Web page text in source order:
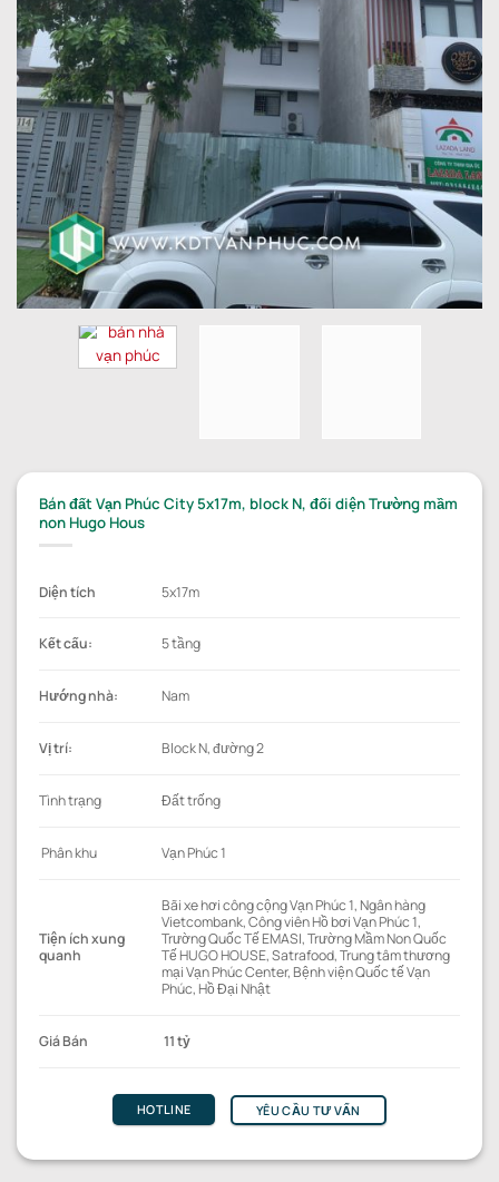
Bán đất Vạn Phúc City 5x17m, block N, đối diện Trường mầm
non Hugo Hous
Diện tích 5x17m
Kết cấu: 5 tầng
Hướng nhà: Nam
Vị trí: Block N, đường 2
Tình trạng Đất trống
Phân khu Vạn Phúc 1
Tiện ích xung
quanh
Bãi xe hơi công cộng Vạn Phúc 1, Ngân hàng
Vietcombank, Công viên Hồ bơi Vạn Phúc 1,
Trường Quốc Tế EMASI, Trường Mầm Non Quốc
Tế HUGO HOUSE, Satrafood, Trung tâm thương
mại Vạn Phúc Center, Bệnh viện Quốc tế Vạn
Phúc, Hồ Đại Nhật
Giá Bán 11 tỷ
HOTLINE YÊU CẦU TƯ VẤN